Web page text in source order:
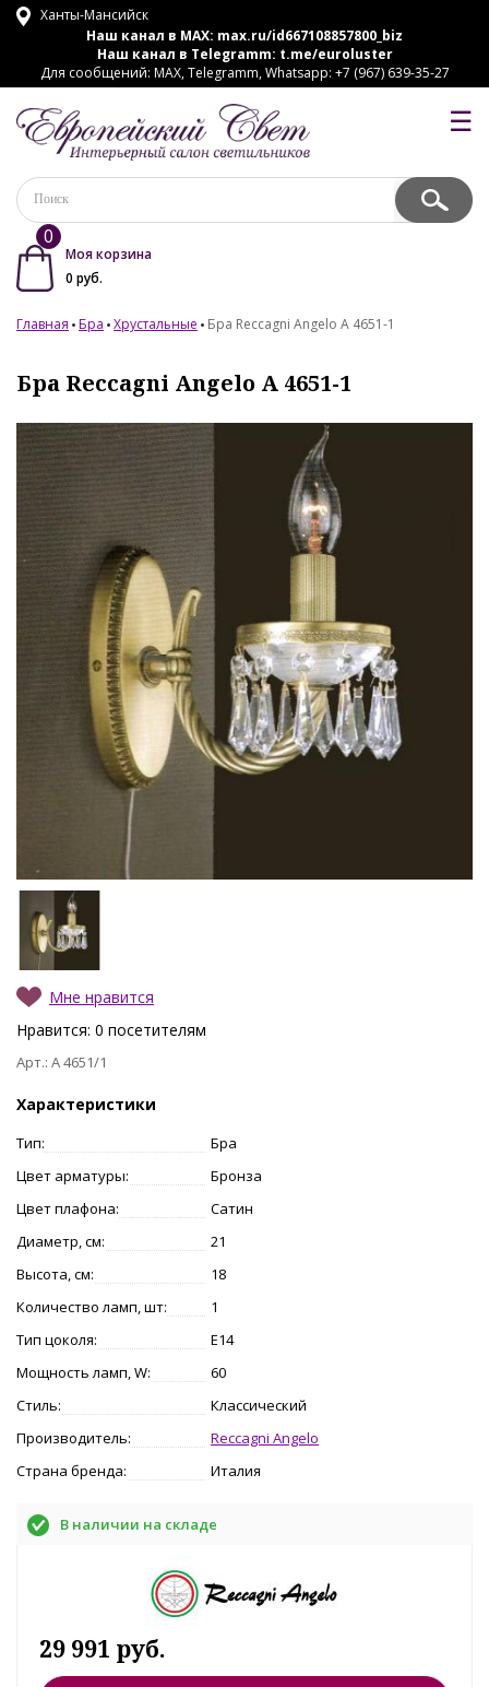
Ханты-Мансийск
Наш канал в MAX: max.ru/id667108857800_biz
Наш канал в Telegramm: t.me/euroluster
Для сообщений: MAX, Telegramm, Whatsapp: +7 (967) 639-35-27
☰
0
Моя корзина
0 руб.
Главная Бра Хрустальные Бра Reccagni Angelo A 4651-1
Бра Reccagni Angelo A 4651-1
Мне нравится
Нравится: 0 посетителям
Арт.: A 4651/1
Характеристики
Тип:
Бра
Цвет арматуры:
Бронза
Цвет плафона:
Сатин
Диаметр, см:
21
Высота, см:
18
Количество ламп, шт:
1
Тип цоколя:
E14
Мощность ламп, W:
60
Стиль:
Классический
Производитель:
Reccagni Angelo
Страна бренда:
Италия
В наличии на складе
29 991 руб.